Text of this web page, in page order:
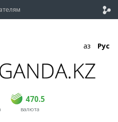
Қаз Рус
470.5
469 470.5
валюта